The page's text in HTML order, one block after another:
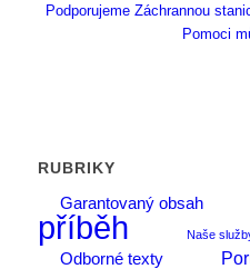
Podporujeme Záchrannou
Pomoci
RUBRIKY
Garantovaný obsah
příběh
Naše
Odborné texty